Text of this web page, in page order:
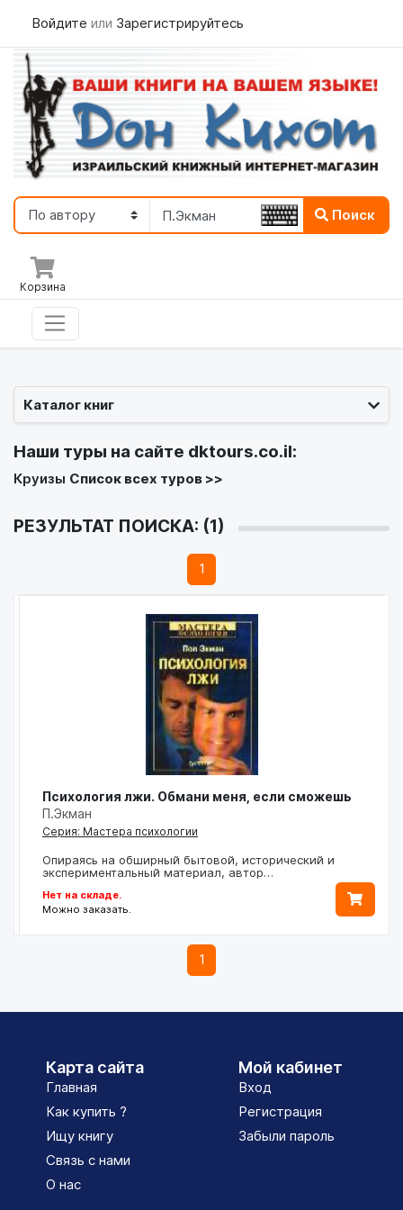
Войдите или Зарегистрируйтесь
Поиск
Корзина
Каталог книг
Наши туры на сайте dktours.co.il:
Круизы Список всех туров >>
РЕЗУЛЬТАТ ПОИСКА: (1)
1
Психология лжи. Обмани меня, если сможешь
П.Экман
Серия: Мастера психологии
Опираясь на обширный бытовой, исторический и
экспериментальный материал, автор…
Нет на складе.
Можно заказать.
1
Карта сайта
Главная
Как купить ?
Ищу книгу
Связь с нами
О нас
Мой кабинет
Вход
Регистрация
Забыли пароль